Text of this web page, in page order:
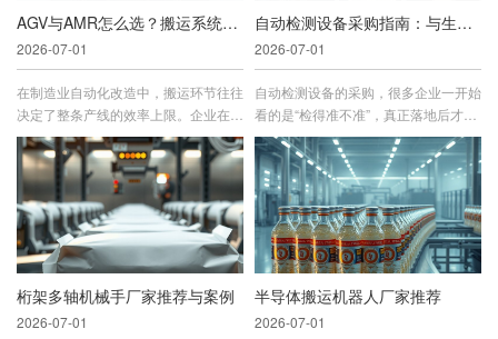
AGV与AMR怎么选？搬运系统供应商对比指南
2026-07-01
在制造业自动化改造中，搬运环节往往
决定了整条产线的效率上限。企业在做
AGV与AMR怎么选时，真正要比...
自动检测设备采购指南：与生产线协同才有价值
2026-07-01
自动检测设备的采购，很多企业一开始
看的是“检得准不准”，真正落地后才发
现，决定价值的不是单机性能，而...
桁架多轴机械手厂家推荐与案例
2026-07-01
半导体搬运机器人厂家推荐
2026-07-01